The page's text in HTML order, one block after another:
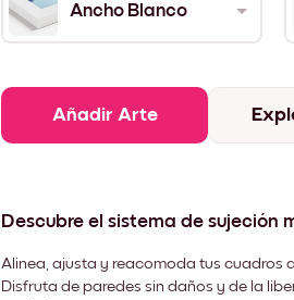
Ancho Blanco
Añadir Arte
Descubre el sistema de sujeción
Alinea, ajusta y reacomoda tus cuadros
Disfruta de paredes sin daños y de la